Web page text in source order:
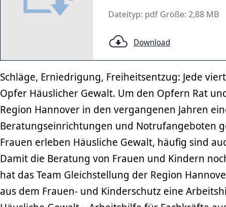
Dateityp: pdf Größe: 2,88 MB
Download
Schläge, Erniedrigung, Freiheitsentzug: Jede
Opfer Häuslicher Gewalt. Um den Opfern Rat
Region Hannover in den vergangenen Jahren
Beratungseinrichtungen und Notrufangeboten
Frauen erleben Häusliche Gewalt, häufig sind
Damit die Beratung von Frauen und Kindern
hat das Team Gleichstellung der Region
aus dem Frauen- und Kinderschutz eine